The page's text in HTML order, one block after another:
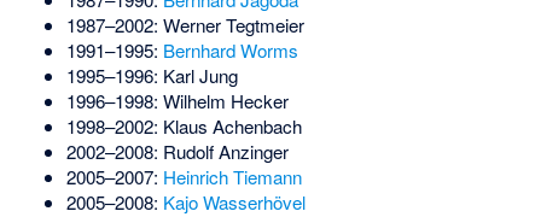
1987–2002: Werner Tegtmeier
1991–1995: Bernhard Worms
1995–1996: Karl Jung
1996–1998: Wilhelm Hecker
1998–2002: Klaus Achenbach
2002–2008: Rudolf Anzinger
2005–2007: Heinrich Tiemann
2005–2008: Kajo Wasserhövel